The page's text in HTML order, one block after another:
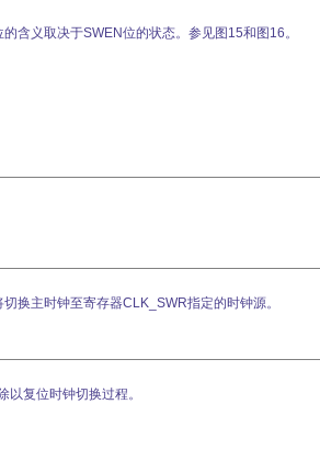
含义取决于SWEN位的状态。参见图15和图16。
换主时钟至寄存器CLK_SWR指定的时钟源。
以复位时钟切换过程。